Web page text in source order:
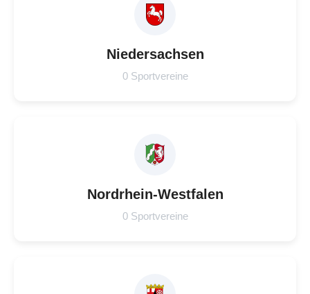
Niedersachsen
0 Sportvereine
Nordrhein-Westfalen
0 Sportvereine